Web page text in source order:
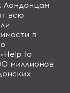
Лондонцам
всю
в
Help to
миллионов